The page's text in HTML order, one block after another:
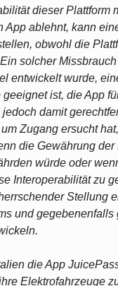
dieser Plattform
App ablehnt, kann
obwohl die
solcher
entwickelt wurde,
ist, die App
damit
Zugang ersucht
die Gewährung
würde oder
Interoperabilität zu
Stellung
und
die App
Elektrofahrzeuge